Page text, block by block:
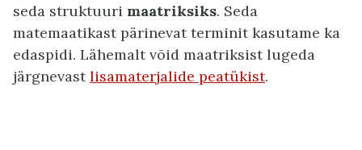
seda struktuuri maatriksiks. Seda
matemaatikast pärinevat terminit kasutame ka
edaspidi. Lähemalt võid maatriksist lugeda
järgnevastlisamaterjalide peatükist.